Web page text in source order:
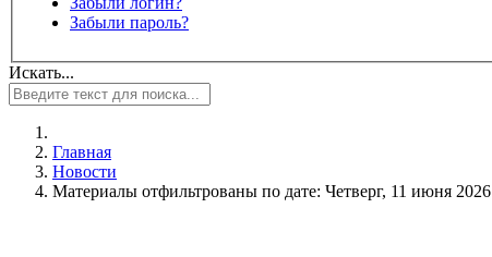
Забыли пароль?
Искать...
Главная
Новости
Материалы отфильтрованы по дате: Четверг, 11 июня 2026